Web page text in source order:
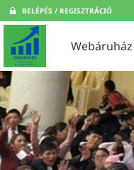
BELÉPÉS / REGISZTRÁCIÓ
Webáruház